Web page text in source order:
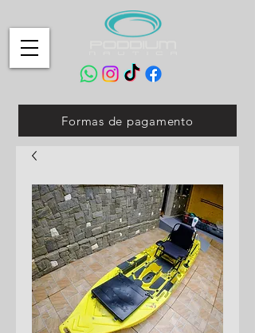
Formas de pagamento